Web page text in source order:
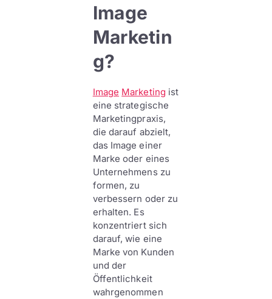
Image
Marketin
g?
Image Marketing ist
eine strategische
Marketingpraxis,
die darauf abzielt,
das Image einer
Marke oder eines
Unternehmens zu
formen, zu
verbessern oder zu
erhalten. Es
konzentriert sich
darauf, wie eine
Marke von Kunden
und der
Öffentlichkeit
wahrgenommen